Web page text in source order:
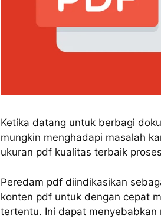
Ketika datang untuk berbagi
mungkin menghadapi masalah
ukuran pdf kualitas terbaik
Peredam pdf diindikasikan
konten pdf untuk dengan cepat
tertentu. Ini dapat menyebabkan